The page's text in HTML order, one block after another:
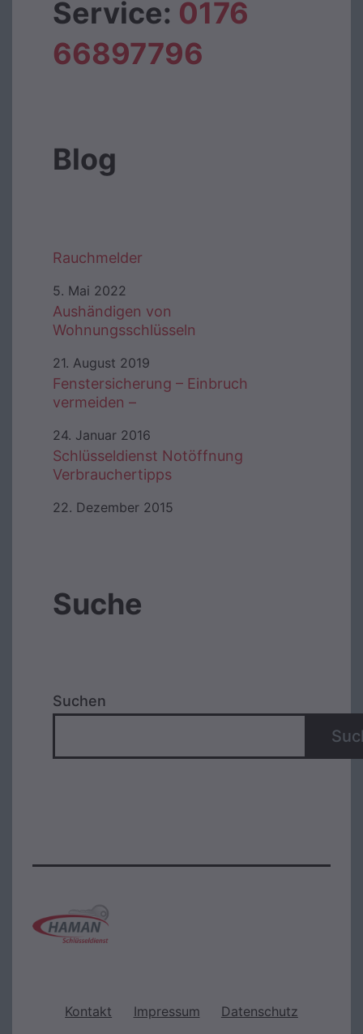
Service: 0176
66897796‬
Blog
Rauchmelder
5. Mai 2022
Aushändigen von
Wohnungsschlüsseln
21. August 2019
Fenstersicherung – Einbruch
vermeiden –
24. Januar 2016
Schlüsseldienst Notöffnung
Verbrauchertipps
22. Dezember 2015
Suche
Suchen
Kontakt Impressum Datenschutz